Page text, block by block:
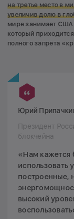
на третье место в
увеличив долю в
мире занимает США
который
полного запрета
Юрий
Президент
блокчейна
«Нам кажется
использовать
построенные,
высокий